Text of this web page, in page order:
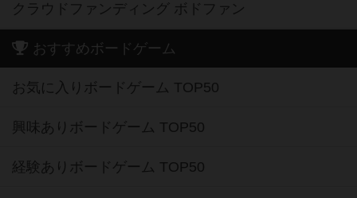
クラウドファンディング ボドファン
おすすめボードゲーム
お気に入りボードゲーム TOP50
興味ありボードゲーム TOP50
経験ありボードゲーム TOP50